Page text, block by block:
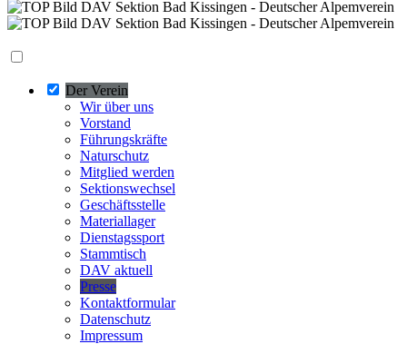
Der Verein
Wir über uns
Vorstand
Führungskräfte
Naturschutz
Mitglied werden
Sektionswechsel
Geschäftsstelle
Materiallager
Dienstagssport
Stammtisch
DAV aktuell
Presse
Kontaktformular
Datenschutz
Impressum